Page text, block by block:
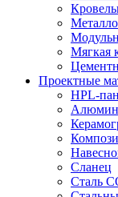
Мягкая
Проектные
HPL-
Сланец
Сталь